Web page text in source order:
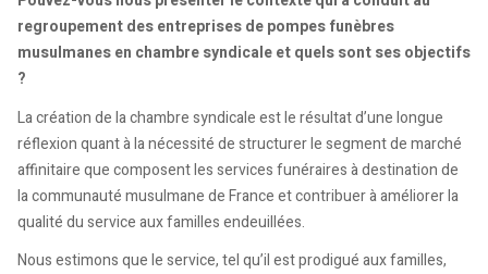
regroupement des entreprises de pompes funèbres
musulmanes en chambre syndicale et quels sont ses objectifs
?
La création de la chambre syndicale est le résultat d’une longue
réflexion quant à la nécessité de structurer le segment de marché
affinitaire que composent les services funéraires à destination de
la communauté musulmane de France et contribuer à améliorer la
qualité du service aux familles endeuillées.
Nous estimons que le service, tel qu’il est prodigué aux familles,